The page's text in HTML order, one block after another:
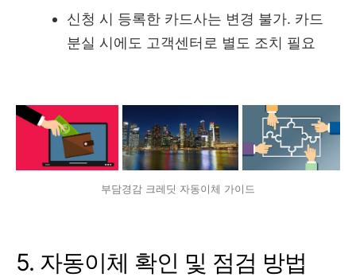
신청 시 등록한 카드사는 변경 불가. 카드
분실 시에도 고객센터로 별도 조치 필요
부담경감 크레딧 자동이체 가이드
5. 자동이체 확인 및 점검 방법